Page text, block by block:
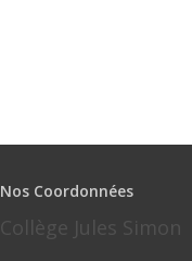
Nos Coordonnées
Collège Jules Simon